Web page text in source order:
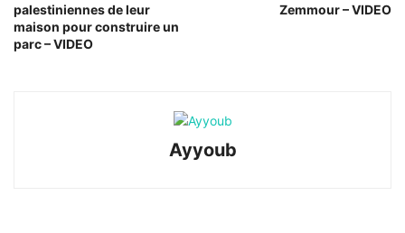
palestiniennes de leur
maison pour construire un
parc – VIDEO
Zemmour – VIDEO
Ayyoub